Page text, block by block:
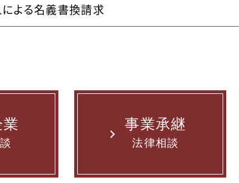
よる名義書換請求
事業承継
法律相談